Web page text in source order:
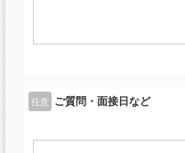
任意 ご質問・面接日など